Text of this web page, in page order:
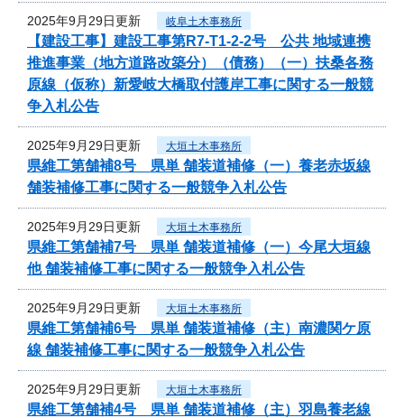
2025年9月29日更新 岐阜土木事務所
【建設工事】建設工事第R7-T1-2-2号 公共 地域連携
推進事業（地方道路改築分）（債務）（一）扶桑各務
原線（仮称）新愛岐大橋取付護岸工事に関する一般競
争入札公告
2025年9月29日更新 大垣土木事務所
県維工第舗補8号 県単 舗装道補修（一）養老赤坂線
舗装補修工事に関する一般競争入札公告
2025年9月29日更新 大垣土木事務所
県維工第舗補7号 県単 舗装道補修（一）今尾大垣線
他 舗装補修工事に関する一般競争入札公告
2025年9月29日更新 大垣土木事務所
県維工第舗補6号 県単 舗装道補修（主）南濃関ケ原
線 舗装補修工事に関する一般競争入札公告
2025年9月29日更新 大垣土木事務所
県維工第舗補4号 県単 舗装道補修（主）羽島養老線